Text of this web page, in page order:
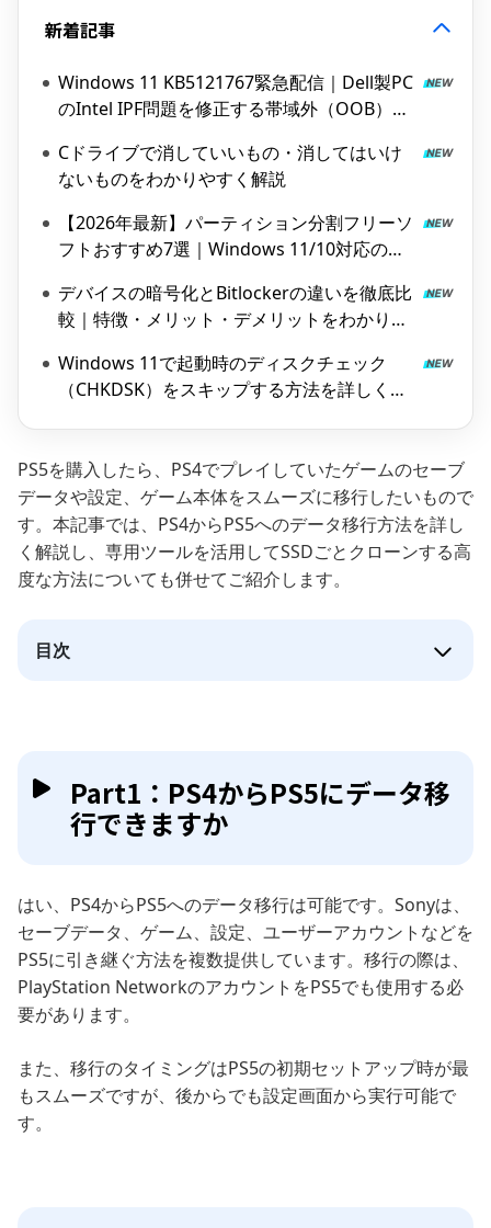
新着記事
Windows 11 KB5121767緊急配信｜Dell製PC
のIntel IPF問題を修正する帯域外（OOB）ア
Cドライブで消していいもの・消してはいけ
ないものをわかりやすく解説
【2026年最新】パーティション分割フリーソ
フトおすすめ7選｜Windows 11/10対応の無
デバイスの暗号化とBitlockerの違いを徹底比
較｜特徴・メリット・デメリットをわかりや
Windows 11で起動時のディスクチェック
（CHKDSK）をスキップする方法を詳しく解
PS5を購入したら、PS4でプレイしていたゲームのセーブ
データや設定、ゲーム本体をスムーズに移行したいもので
す。本記事では、PS4からPS5へのデータ移行方法を詳し
く解説し、専用ツールを活用してSSDごとクローンする高
度な方法についても併せてご紹介します。
目次
Part1：PS4からPS5にデータ移
行できますか
はい、PS4からPS5へのデータ移行は可能です。Sonyは、
セーブデータ、ゲーム、設定、ユーザーアカウントなどを
PS5に引き継ぐ方法を複数提供しています。移行の際は、
PlayStation NetworkのアカウントをPS5でも使用する必
要があります。
また、移行のタイミングはPS5の初期セットアップ時が最
もスムーズですが、後からでも設定画面から実行可能で
す。